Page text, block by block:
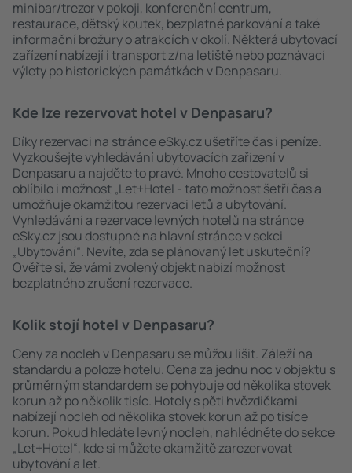
minibar/trezor v pokoji, konferenční centrum,
restaurace, dětský koutek, bezplatné parkování a také
informační brožury o atrakcích v okolí. Některá ubytovací
zařízení nabízejí i transport z/na letiště nebo poznávací
výlety po historických památkách v Denpasaru.
Kde lze rezervovat hotel v Denpasaru?
Díky rezervaci na stránce eSky.cz ušetříte čas i peníze.
Vyzkoušejte vyhledávání ubytovacích zařízení v
Denpasaru a najděte to pravé. Mnoho cestovatelů si
oblíbilo i možnost „Let+Hotel - tato možnost šetří čas a
umožňuje okamžitou rezervaci letů a ubytování.
Vyhledávání a rezervace levných hotelů na stránce
eSky.cz jsou dostupné na hlavní stránce v sekci
„Ubytování“. Nevíte, zda se plánovaný let uskuteční?
Ověřte si, že vámi zvolený objekt nabízí možnost
bezplatného zrušení rezervace.
Kolik stojí hotel v Denpasaru?
Ceny za nocleh v Denpasaru se můžou lišit. Záleží na
standardu a poloze hotelu. Cena za jednu noc v objektu s
průměrným standardem se pohybuje od několika stovek
korun až po několik tisíc. Hotely s pěti hvězdičkami
nabízejí nocleh od několika stovek korun až po tisíce
korun. Pokud hledáte levný nocleh, nahlédněte do sekce
„Let+Hotel“, kde si můžete okamžitě zarezervovat
ubytování a let.